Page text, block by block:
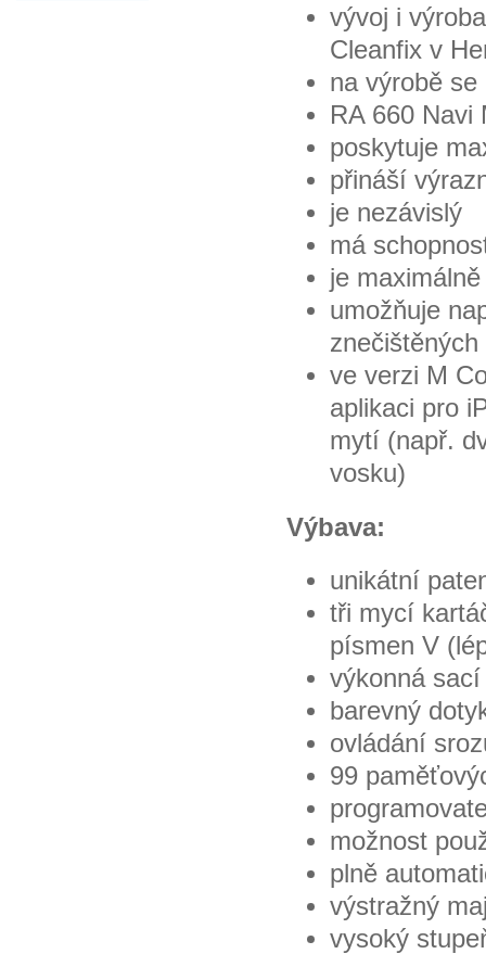
vývoj i
Cleanfix v
na výrobě
RA 660 Navi
poskytuje
přináší
je nezávislý
má
je
umožňuje
znečištěných
ve verzi M
aplikaci pro
mytí (např.
vosku)
Výbava:
unikátní
tři mycí
písmen V
výkonná
barevný
ovládání
99
možnost
plně
výstražný
vysoký